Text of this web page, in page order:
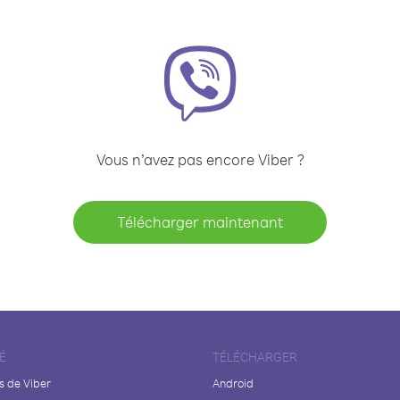
Vous n’avez pas encore Viber ?
Télécharger maintenant
de Viber
TÉLÉCHARGER
Android